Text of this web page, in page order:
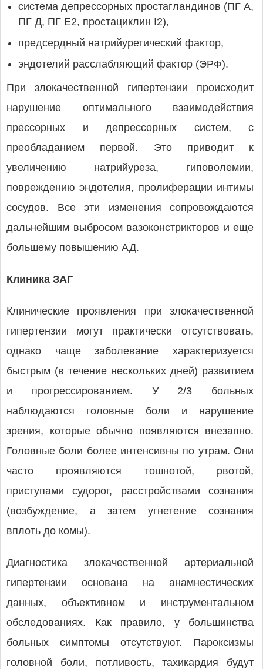
система депрессорных простагландинов (ПГ А,
ПГ Д, ПГ Е2, простациклин I2),
предсердный натрийуретический фактор,
эндотелий расслабляющий фактор (ЭРФ).
При злокачественной гипертензии происходит
нарушение оптимального взаимодействия
прессорных и депрессорных систем, с
преобладанием первой. Это приводит к
увеличению натрийуреза, гиповолемии,
повреждению эндотелия, пролиферации интимы
сосудов. Все эти изменения сопровождаются
дальнейшим выбросом вазоконстрикторов и еще
большему повышению АД.
Клиника ЗАГ
Клинические проявления при злокачественной
гипертензии могут практически отсутствовать,
однако чаще заболевание характеризуется
быстрым (в течение нескольких дней) развитием
и прогрессированием. У 2/3 больных
наблюдаются головные боли и нарушение
зрения, которые обычно появляются внезапно.
Головные боли более интенсивны по утрам. Они
часто проявляются тошнотой, рвотой,
приступами судорог, расстройствами сознания
(возбуждение, а затем угнетение сознания
вплоть до комы).
Диагностика злокачественной артериальной
гипертензии основана на анамнестических
данных, объективном и инструментальном
обследованиях. Как правило, у большинства
больных симптомы отсутствуют. Пароксизмы
головной боли, потливость, тахикардия будут